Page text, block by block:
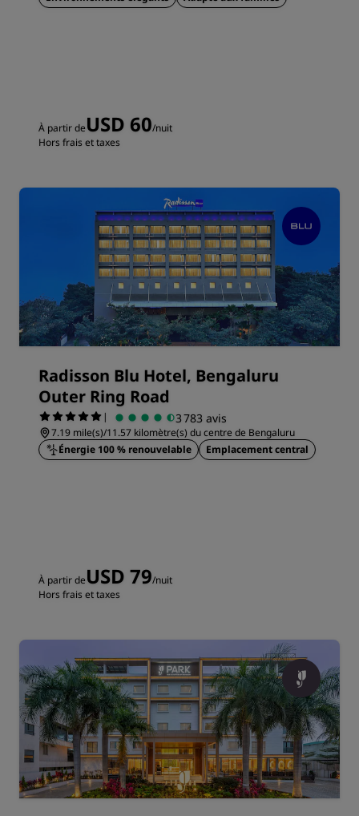
À partir deUSD 60/nuit
Hors frais et taxes
Radisson Blu Hotel, Bengaluru
Outer Ring Road
| 3 783 avis
7.19 mile(s)/11.57 kilomètre(s) du centre de Bengaluru
Énergie 100 % renouvelable
Emplacement central
À partir deUSD 79/nuit
Hors frais et taxes